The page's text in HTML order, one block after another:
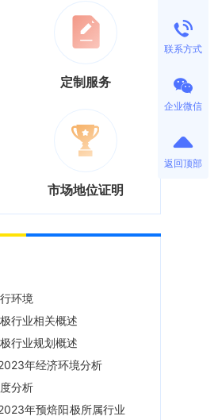
定制服务
市场地位证明
环境
行业相关概述
行业规划概述
年经济环境分析
分析
年预焙阳极所属行业
联系方式
企业微信
返回顶部